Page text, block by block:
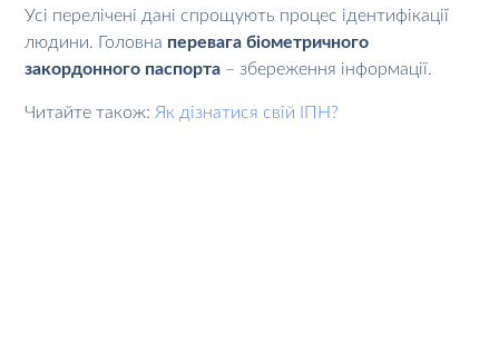
Усі перелічені дані спрощують процес ідентифікації
людини. Головна перевага біометричного
закордонного паспорта – збереження інформації.
Читайте також: Як дізнатися свій ІПН?